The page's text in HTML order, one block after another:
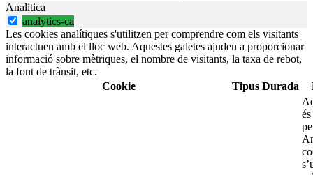
Analítica
analytics-ca
Les cookies analítiques s'utilitzen per comprendre com els visitants
interactuen amb el lloc web. Aquestes galetes ajuden a proporcionar
informació sobre mètriques, el nombre de visitants, la taxa de rebot,
la font de trànsit, etc.
Cookie
Tipus Durada